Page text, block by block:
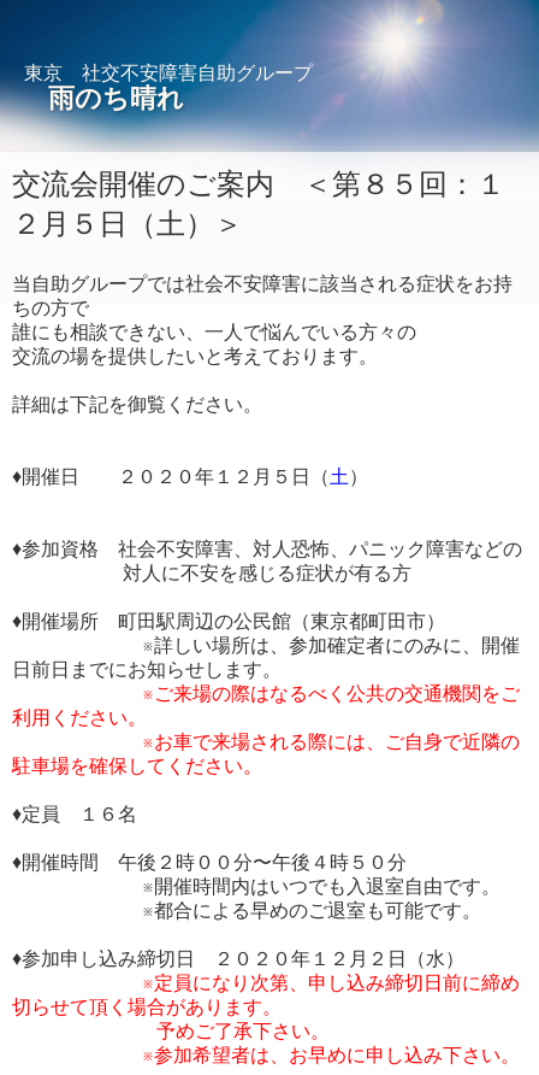
東京 社交不安障害自助グループ
雨のち晴れ
交流会開催のご案内 ＜第８５回：１
２月５日（土）＞
当自助グループでは社会不安障害に該当される症状をお持
ちの方で
誰にも相談できない、一人で悩んでいる方々の
交流の場を提供したいと考えております。
詳細は下記を御覧ください。
♦開催日 ２０２０年１２月５日（土 ）
♦参加資格 社会不安障害、対人恐怖、パニック障害などの
対人に不安を感じる症状が有る方
♦開催場所 町田駅周辺の公民館（東京都町田市）
※詳しい場所は、参加確定者にのみに、開催
日前日までにお知らせします。
※ご来場の際はなるべく公共の交通機関をご
利用ください。
※お車で来場される際には、ご自身で近隣の
駐車場を確保してください。
♦定員 １６名
♦開催時間 午後２時００分〜午後４時５０分
※開催時間内はいつでも入退室自由です。
※都合による早めのご退室も可能です。
♦参加申し込み締切日 ２０２０年１２月２日（水）
※定員になり次第、申し込み締切日前に締め
切らせて頂く場合があります。
予めご了承下さい。
※参加希望者は、お早めに申し込み下さい。